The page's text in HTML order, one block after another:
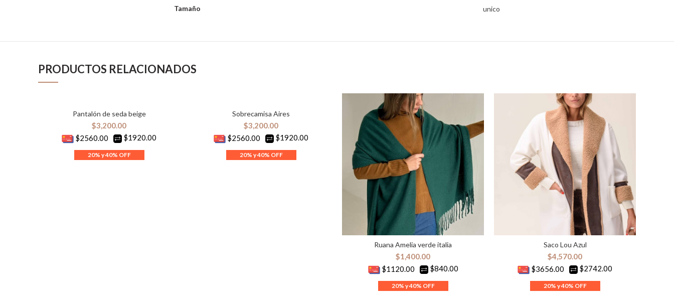
Tamaño unico
PRODUCTOS RELACIONADOS
SELECCIONAR OPCIONES
Pantalón de seda beige
$3,200.00
$2560.00
$1920.00
SELECCIONAR OPCIONES
Sobrecamisa Aires
$3,200.00
$2560.00
$1920.00
AÑADIR AL CARRITO
Ruana Amelia verde italia
$1,400.00
$1120.00
$840.00
SELECCIONAR OPCIONES
Saco Lou Azul
$4,570.00
$3656.00
$2742.00